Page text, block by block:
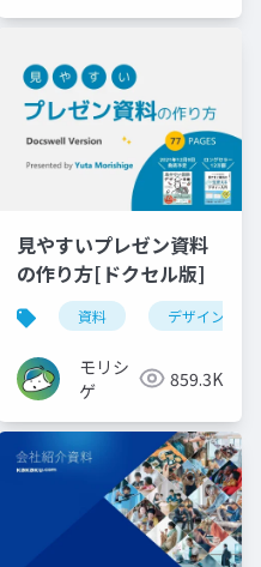
見やすいプレゼン資料
の作り方[ドクセル版]
資料 デザイン
モリシ
ゲ
859.3K